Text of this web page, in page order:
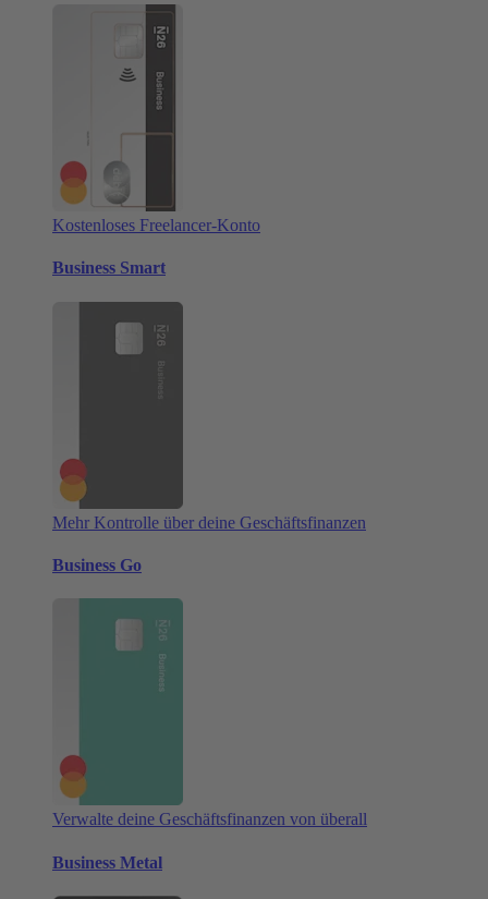
Kostenloses Freelancer-Konto
Business Smart
Mehr Kontrolle über deine Geschäftsfinanzen
Business Go
Verwalte deine Geschäftsfinanzen von überall
Business Metal